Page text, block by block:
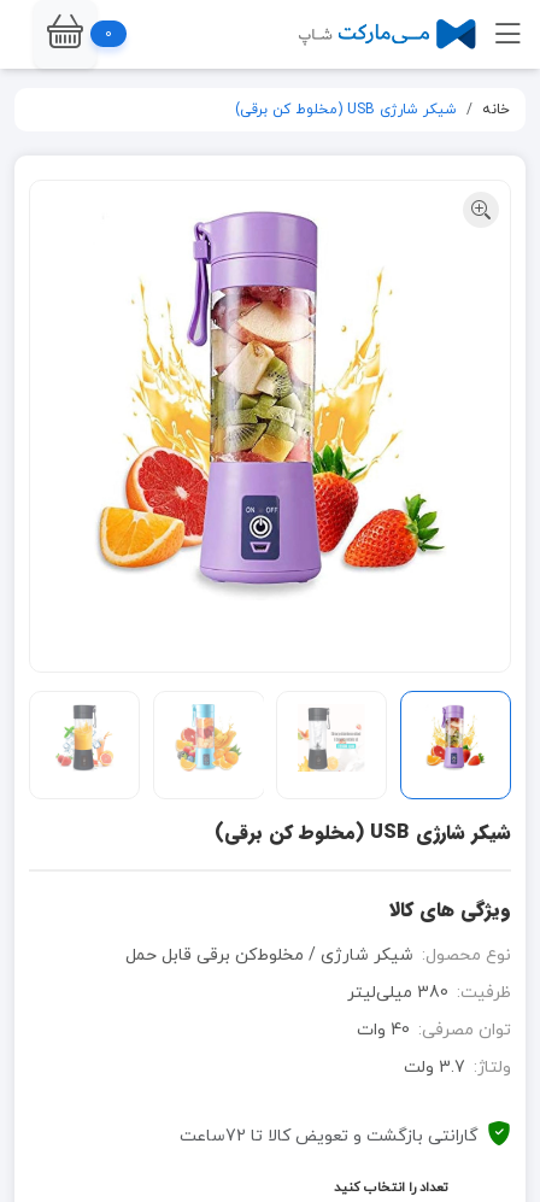
0
خانه شیکر شارژی USB (مخلوط کن برقی)
شیکر شارژی USB (مخلوط کن برقی)
ویژگی های کالا
نوع محصول: شیکر شارژی / مخلوط‌کن برقی قابل حمل
ظرفیت: 380 میلی‌لیتر
توان مصرفی: 40 وات
ولتاژ: 3.7 ولت
گارانتی بازگشت و تعویض کالا تا 72ساعت
تعداد را انتخاب کنید